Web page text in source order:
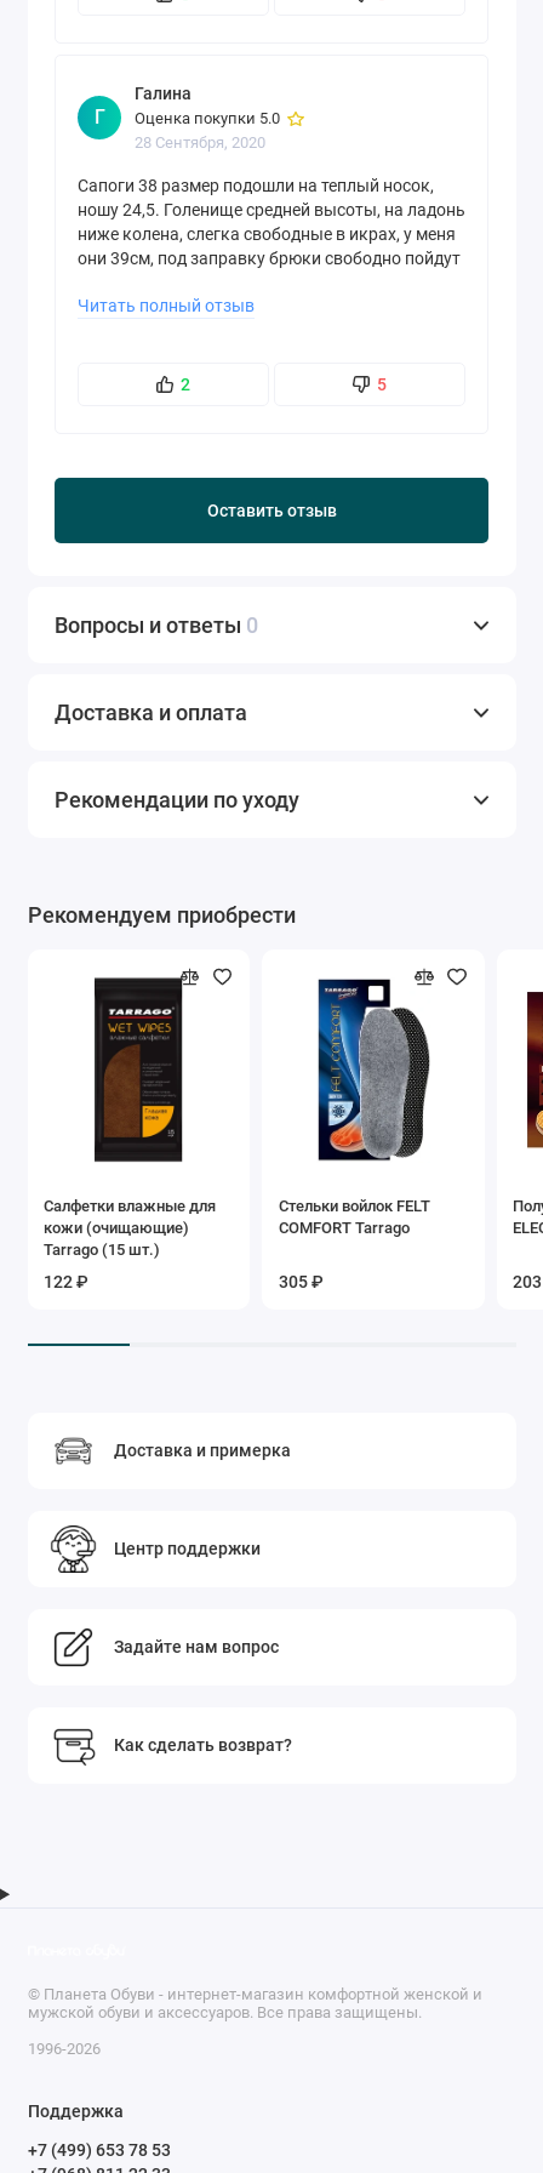
Г
Галина
Оценка покупки 5.0
28 Сентября, 2020
Сапоги 38 размер подошли на теплый носок,
ношу 24,5. Голенище средней высоты, на ладонь
ниже колена, слегка свободные в икрах, у меня
они 39см, под заправку брюки свободно пойдут
смотрится, нет явной пустоты в голенище.
Читать полный отзыв
2 5
Оставить отзыв
Вопросы и ответы 0
Доставка и оплата
Рекомендации по уходу
Рекомендуем приобрести
Салфетки влажные для
кожи (очищающие)
Tarrago (15 шт.)
122 ₽
Стельки войлок FELT
COMFORT Tarrago
305 ₽
Доставка и примерка
Центр поддержки
Задайте нам вопрос
Как сделать возврат?
© Планета Обуви - интернет-магазин комфортной женской и
мужской обуви и аксессуаров. Все права защищены.
1996-2026
Поддержка
+7 (499) 653 78 53